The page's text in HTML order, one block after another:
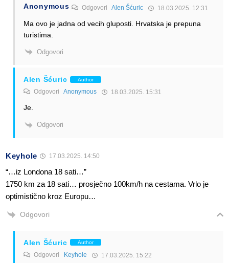
Anonymous OdgovoriAlen Šćuric 18.03.2025. 12:31
Ma ovo je jadna od vecih gluposti. Hrvatska je prepuna
turistima.
Odgovori
Alen Šćuric Author
Odgovori Anonymous 18.03.2025. 15:31
Je.
Odgovori
Keyhole 17.03.2025. 14:50
“…iz Londona 18 sati…”
1750 km za 18 sati… prosječno 100km/h na cestama. Vrlo je
optimistično kroz Europu…
Odgovori
Alen Šćuric Author
Odgovori Keyhole 17.03.2025. 15:22